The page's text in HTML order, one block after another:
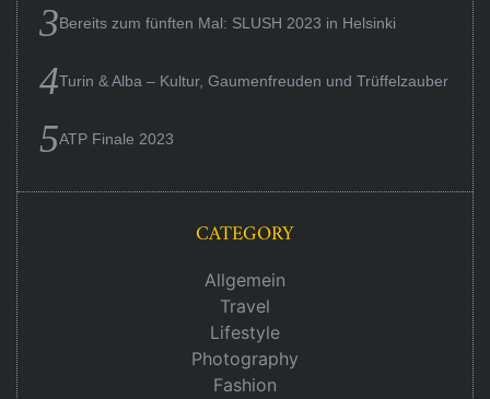
Bereits zum fünften Mal: SLUSH 2023 in Helsinki
Turin & Alba – Kultur, Gaumenfreuden und Trüffelzauber
ATP Finale 2023
CATEGORY
Allgemein
Travel
Lifestyle
Photography
Fashion